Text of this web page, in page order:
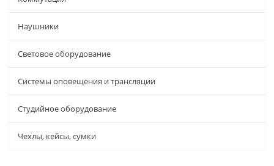
Наушники
Световое оборудование
Системы оповещения и трансляции
Студийное оборудование
Чехлы, кейсы, сумки